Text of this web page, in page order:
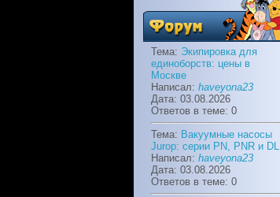
Тема: Экипировка для
единоборств: цены в
Москве
Написал: haveyona23
Дата: 03.08.2026
Ответов в теме: 0
Тема: Вакуумные насосы
Jurop: серии PN, PNR и DL
Написал: haveyona23
Дата: 03.08.2026
Ответов в теме: 0